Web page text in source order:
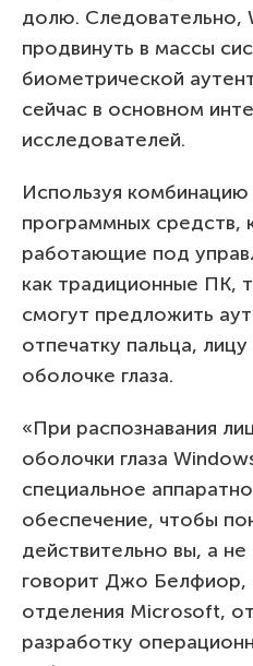
долю. Следовательно,
продвинуть в массы
биометрической
сейчас в основном
исследователей.
Используя комбинацию
программных средств,
работающие под
как традиционные ПК,
смогут предложить
отпечатку пальца,
оболочке глаза.
«При распознавания
оболочки глаза
специальное
обеспечение, чтобы
действительно вы, а
говорит Джо Белфиор,
отделения Microsoft,
разработку